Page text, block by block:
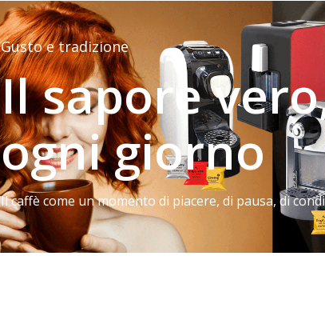
Gusto e tradizione
Il sapore
ogni giorno
Il caffè come un momento di piacere, di pausa, di